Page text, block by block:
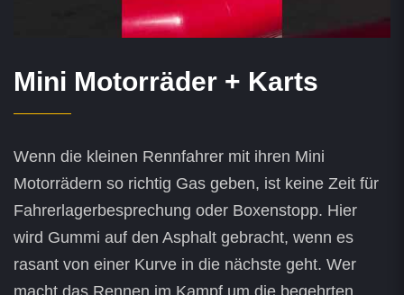
Mini Motorräder + Karts
Wenn die kleinen Rennfahrer mit ihren Mini
Motorrädern so richtig Gas geben, ist keine Zeit für
Fahrerlagerbesprechung oder Boxenstopp. Hier
wird Gummi auf den Asphalt gebracht, wenn es
rasant von einer Kurve in die nächste geht. Wer